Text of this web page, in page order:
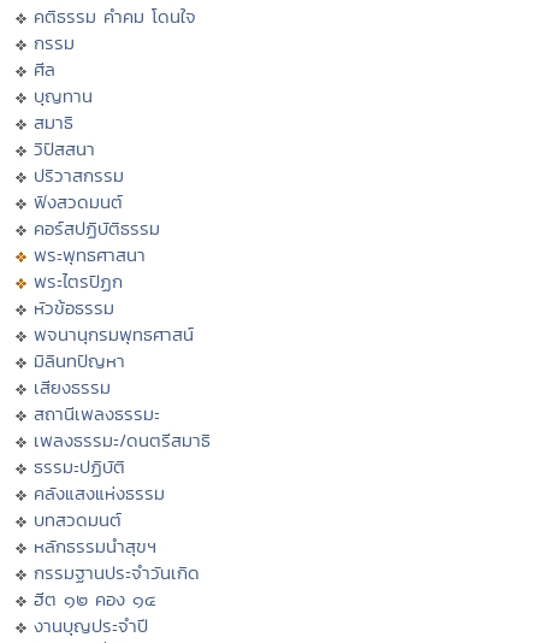
คติธรรม คำคม โดนใจ
กรรม
ศีล
บุญทาน
สมาธิ
วิปัสสนา
ปริวาสกรรม
ฟังสวดมนต์
คอร์สปฏิบัติธรรม
พระพุทธศาสนา
พระไตรปิฏก
หัวข้อธรรม
พจนานุกรมพุทธศาสน์
มิลินทปัญหา
เสียงธรรม
สถานีเพลงธรรมะ
เพลงธรรมะ/ดนตรีสมาธิ
ธรรมะปฏิบัติ
คลังแสงแห่งธรรม
บทสวดมนต์
หลักธรรมนำสุขฯ
กรรมฐานประจำวันเกิด
ฮีต ๑๒ คอง ๑๔
งานบุญประจำปี